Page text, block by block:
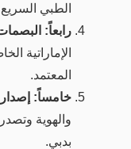
الطبي
رابعاً:
الإماراتية
المعتمد.
خامساً: إصدار
والهوية
بدبي.